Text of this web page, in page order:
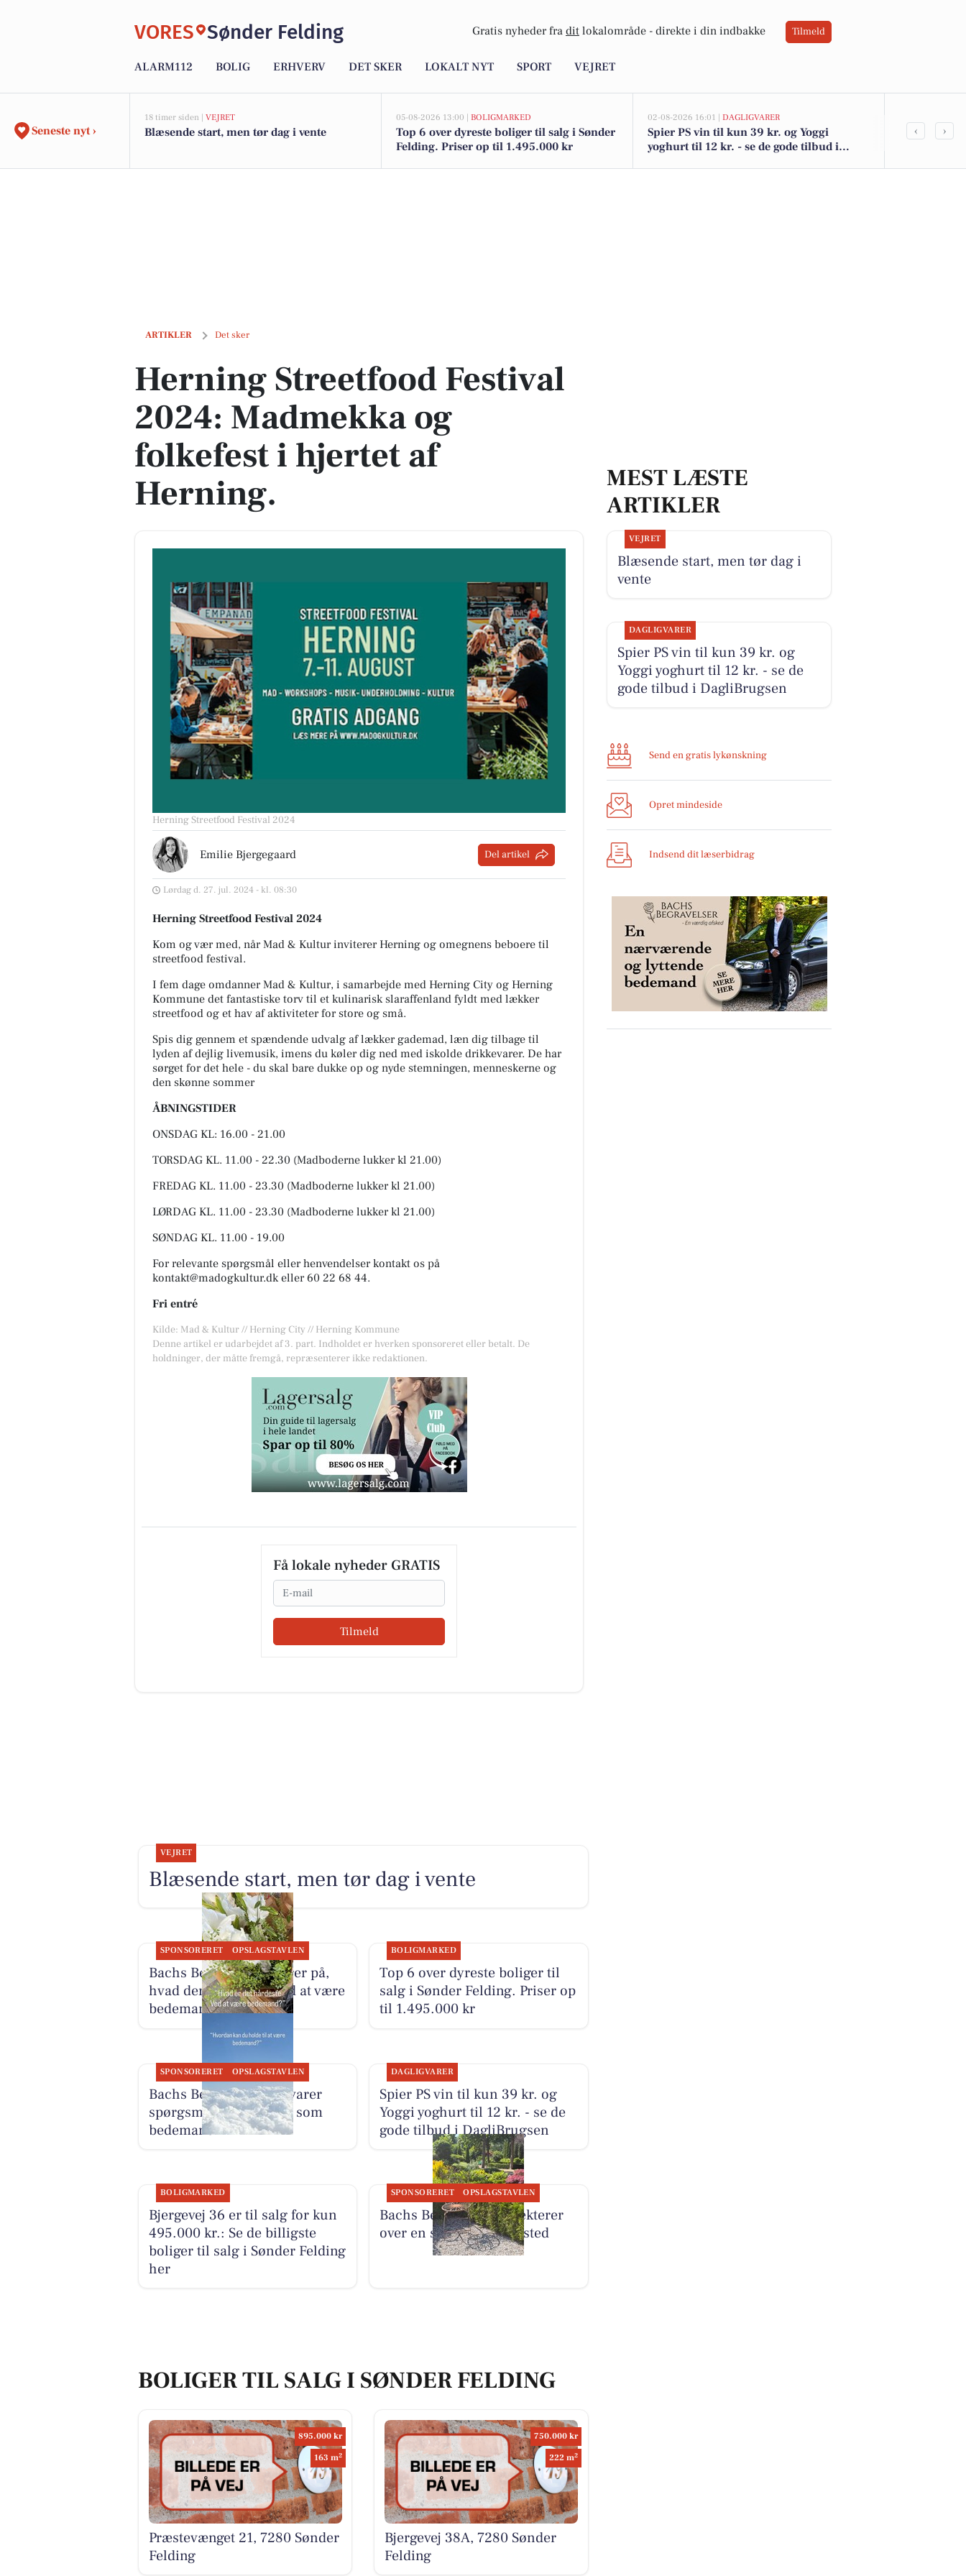
VORES Sønder Felding Gratis nyheder fra dit lokalområde - direkte i din indbakke Tilmeld
ALARM112 BOLIG ERHVERV DET SKER LOKALT NYT SPORT VEJRET
Seneste nyt ›
18 timer siden | VEJRET
Blæsende start, men tør dag i vente
05-08-2026 13:00 | BOLIGMARKED
Top 6 over dyreste boliger til salg i Sønder
Felding. Priser op til 1.495.000 kr
02-08-2026 16:01 | DAGLIGVARER
Spier PS vin til kun 39 kr. og Yoggi
yoghurt til 12 kr. - se de gode tilbud i
Bjergevej
‹ ›
ARTIKLER Det sker
Herning Streetfood Festival 2024: Madmekka og folkefest i hjertet af Herning.
Herning Streetfood Festival
2024: Madmekka og
folkefest i hjertet af
Herning.
Herning Streetfood Festival 2024
Emilie Bjergegaard Del artikel
Lørdag d. 27. jul. 2024 - kl. 08:30
Herning Streetfood Festival 2024
Kom og vær med, når Mad & Kultur inviterer Herning og omegnens beboere til
streetfood festival.
I fem dage omdanner Mad & Kultur, i samarbejde med Herning City og Herning
Kommune det fantastiske torv til et kulinarisk slaraffenland fyldt med lækker
streetfood og et hav af aktiviteter for store og små.
Spis dig gennem et spændende udvalg af lækker gademad, læn dig tilbage til
lyden af dejlig livemusik, imens du køler dig ned med iskolde drikkevarer. De har
sørget for det hele - du skal bare dukke op og nyde stemningen, menneskerne og
den skønne sommer
ÅBNINGSTIDER
ONSDAG KL: 16.00 - 21.00
TORSDAG KL. 11.00 - 22.30 (Madboderne lukker kl 21.00)
FREDAG KL. 11.00 - 23.30 (Madboderne lukker kl 21.00)
LØRDAG KL. 11.00 - 23.30 (Madboderne lukker kl 21.00)
SØNDAG KL. 11.00 - 19.00
For relevante spørgsmål eller henvendelser kontakt os på
kontakt@madogkultur.dk eller 60 22 68 44.
Fri entré
Kilde: Mad & Kultur // Herning City // Herning Kommune
Denne artikel er udarbejdet af 3. part. Indholdet er hverken sponsoreret eller betalt. De
holdninger, der måtte fremgå, repræsenterer ikke redaktionen.
Få lokale nyheder GRATIS
Email
Tilmeld
MEST LÆSTE
ARTIKLER
VEJRET
Blæsende start, men tør dag i
vente
DAGLIGVARER
Spier PS vin til kun 39 kr. og
Yoggi yoghurt til 12 kr. - se de
gode tilbud i DagliBrugsen
Send en gratis lykønskning
Opret mindeside
Indsend dit læserbidrag
VEJRET
Blæsende start, men tør dag i vente
SPONSORERET OPSLAGSTAVLEN
Bachs Begravelser svarer på,
hvad der er hårdest ved at være
bedemand
BOLIGMARKED
Top 6 over dyreste boliger til
salg i Sønder Felding. Priser op
til 1.495.000 kr
SPONSORERET OPSLAGSTAVLEN
Bachs Begravelser besvarer
spørgsmål om arbejdet som
bedemand
DAGLIGVARER
Spier PS vin til kun 39 kr. og
Yoggi yoghurt til 12 kr. - se de
gode tilbud i DagliBrugsen
BOLIGMARKED
Bjergevej 36 er til salg for kun
495.000 kr.: Se de billigste
boliger til salg i Sønder Felding
her
SPONSORERET OPSLAGSTAVLEN
Bachs Begravelser reflekterer
over en stol ved et gravsted
BOLIGER TIL SALG I SØNDER FELDING
895.000 kr
163 m2
Præstevænget 21, 7280 Sønder
Felding
750.000 kr
222 m2
Bjergevej 38A, 7280 Sønder
Felding